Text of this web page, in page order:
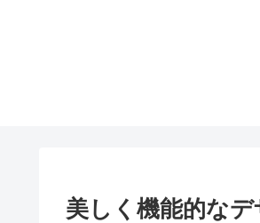
美しく機能的な